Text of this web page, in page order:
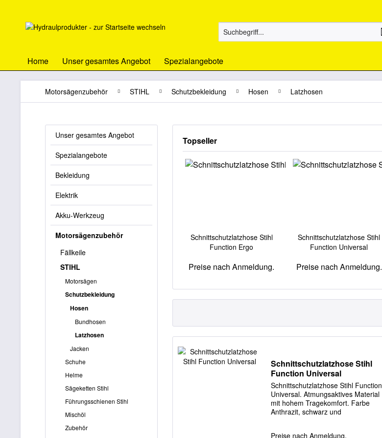
Home Unser gesamtes Angebot Spezialangebote
Motorsägenzubehör STIHL Schutzbekleidung Hosen Latzhosen
Unser gesamtes Angebot
Spezialangebote
Bekleidung
Elektrik
Akku-Werkzeug
Motorsägenzubehör
Fällkeile
STIHL
Motorsägen
Schutzbekleidung
Hosen
Bundhosen
Latzhosen
Jacken
Schuhe
Helme
Sägeketten Stihl
Führungsschienen Stihl
Mischöl
Zubehör
Topseller
Schnittschutzlatzhose Stihl
Function Ergo
Preise nach Anmeldung.
Schnittschutzlatzhose Stihl
Function Universal
Preise nach Anmeldung.
Schnittschutzlatzhose Stihl
Function Universal
Schnittschutzlatzhose Stihl Function
Universal. Atmungsaktives Material
mit hohem Tragekomfort. Farbe
Anthrazit, schwarz und
Preise nach Anmeldung.